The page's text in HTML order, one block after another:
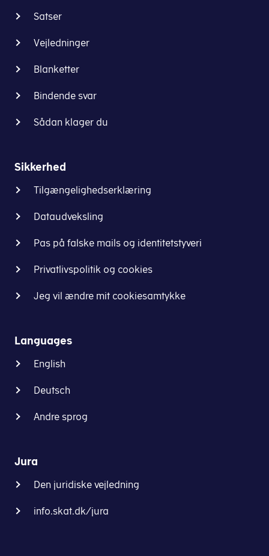
Satser
Vejledninger
Blanketter
Bindende svar
Sådan klager du
Sikkerhed
Tilgængelighedserklæring
Dataudveksling
Pas på falske mails og identitetstyveri
Privatlivspolitik og cookies
Jeg vil ændre mit cookiesamtykke
Languages
English
Deutsch
Andre sprog
Jura
Den juridiske vejledning
info.skat.dk/jura